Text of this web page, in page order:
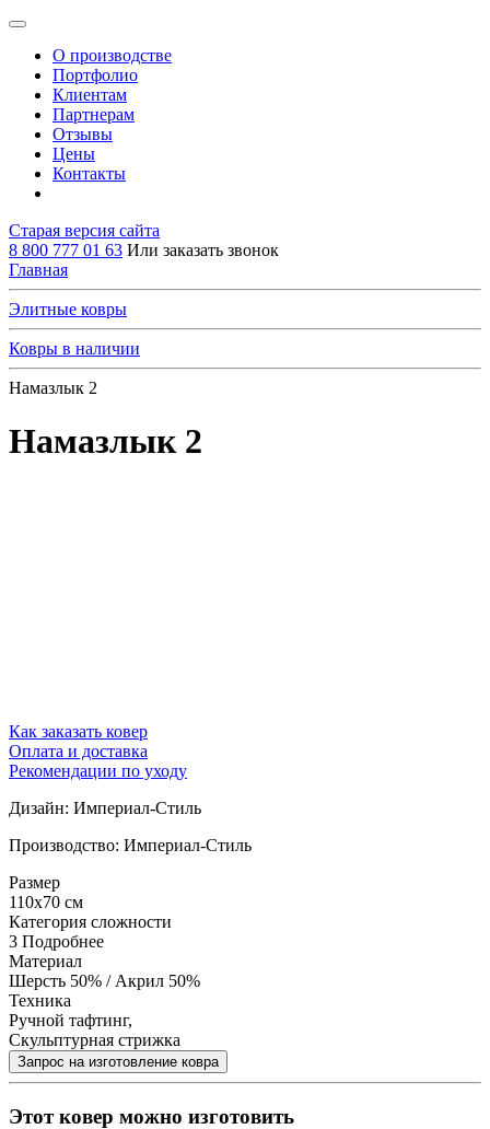
О производстве
Портфолио
Клиентам
Партнерам
Отзывы
Цены
Контакты
Старая версия сайта
8 800 777 01 63 Или заказать звонок
Главная
Элитные ковры
Ковры в наличии
Намазлык 2
Намазлык 2
Как заказать ковер
Оплата и доставка
Рекомендации по уходу
Дизайн: Империал-Стиль
Производство: Империал-Стиль
Размер
110x70 см
Категория сложности
3 Подробнее
Материал
Шерсть 50% / Акрил 50%
Техника
Ручной тафтинг,
Скульптурная стрижка
Этот ковер можно изготовить